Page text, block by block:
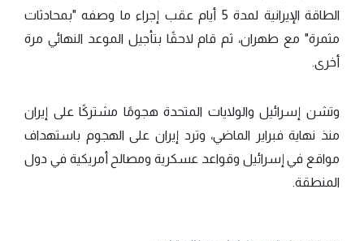
الطاقة الإيرانية لمدة 5 أيام عقب إجراء ما وصفه "بمحادثات
مثمرة" مع طهران، ثم قام لاحقًا بتأجيل الموعد النهائي مرة
أخرى.
وتشن إسرائيل والولايات المتحدة هجومًا مشتركًا على إيران
منذ نهاية فبراير الماضي، وترد إيران على الهجوم باستهداف
مواقع في إسرائيل وقواعد عسكرية ومصالح أمريكية في دول
المنطقة.